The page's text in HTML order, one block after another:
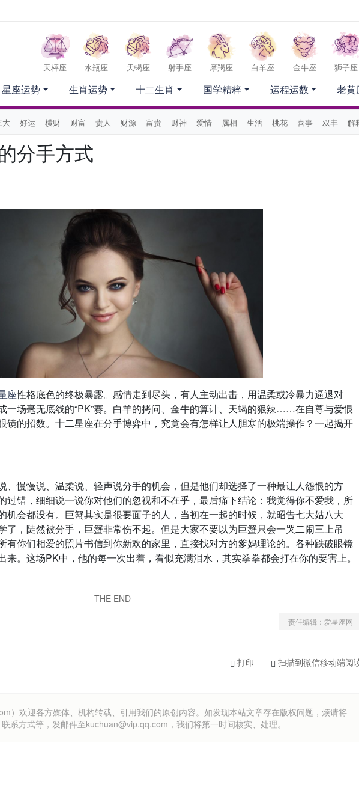
天枰座 水瓶座 天蝎座 射手座 摩羯座 白羊座 金牛座 狮子座
大 好运 横财 财富 贵人 财源 富贵 财神 爱情 属相 生活 桃花 喜事 双丰 解
星座运势 生肖运势 十二生肖 国学精粹 运程运数 老黄
分手方式
座性格底色的终极暴露。感情走到尽头，有人主动出击，用温柔或冷暴力逼退对
一场毫无底线的“PK”赛。白羊的拷问、金牛的算计、天蝎的狠辣……在自尊与爱恨
镜的招数。十二星座在分手博弈中，究竟会有怎样让人胆寒的极端操作？一起揭开
、慢慢说、温柔说、轻声说分手的机会，但是他们却选择了一种最让人怨恨的方
过错，细细说一说你对他们的忽视和不在乎，最后痛下结论：我觉得你不爱我，所
机会都没有。巨蟹其实是很要面子的人，当初在一起的时候，就昭告七大姑八大
了，陡然被分手，巨蟹非常伤不起。但是大家不要以为巨蟹只会一哭二闹三上吊
有你们相爱的照片书信到你新欢的家里，直接找对方的爹妈理论的。各种跌破眼镜
来。这场PK中，他的每一次出着，看似充满泪水，其实拳拳都会打在你的要害上。
THE END
责任编辑：爱星座网
打印 扫描到微信移动端阅
）欢迎各方媒体、机构转载、引用我们的原创内容。如发现本站文章存在版权问题，烦请将
系方式等，发邮件至kuchuan@vip.qq.com，我们将第一时间核实、处理。